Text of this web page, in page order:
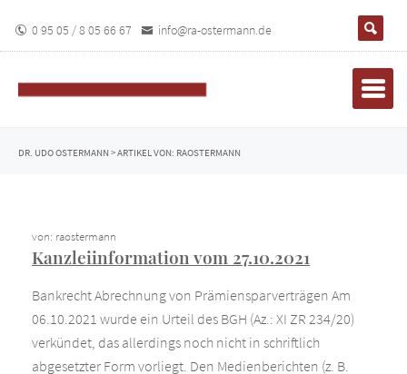
0 95 05 / 8 05 66 67 info@ra-ostermann.de
DR. UDO OSTERMANN >ARTIKEL VON: RAOSTERMANN
von: raostermann
Kanzleiinformation vom 27.10.2021
Bankrecht Abrechnung von Prämiensparverträgen Am
06.10.2021 wurde ein Urteil des BGH (Az.: XI ZR 234/20)
verkündet, das allerdings noch nicht in schriftlich
abgesetzter Form vorliegt. Den Medienberichten (z. B.